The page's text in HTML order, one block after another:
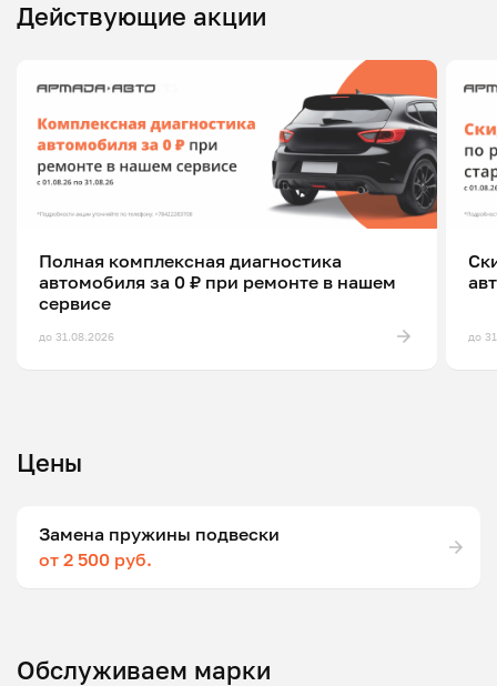
Действующие акции
Полная комплексная диагностика
автомобиля за 0 ₽ при ремонте в нашем
сервисе
до 31.08.2026 до
Цены
Замена пружины подвески
от 2 500 руб.
Обслуживаем марки